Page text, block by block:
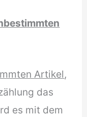
Artikel,
das
es mit dem